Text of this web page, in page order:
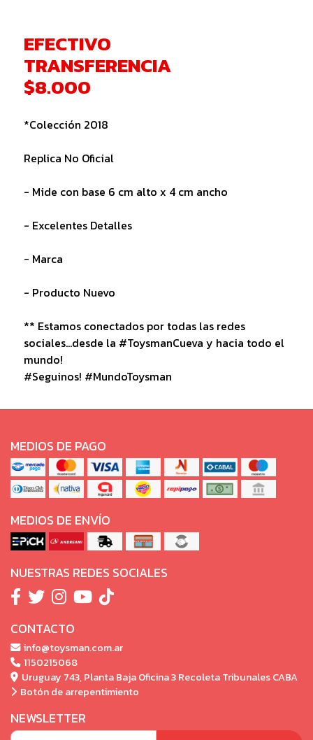
EFECTIVO
TRANSFERENCIA
$8.000
*Colección 2018
Replica No Oficial
- Mide con base 6 cm alto x 4 cm ancho
- Excelentes Detalles
- Marca
- Producto Nuevo
** Estamos conectados por todas las redes
sociales...desde la #ToysmanCueva y hacia todo el
mundo!
#Seguinos! #MundoToysman
MEDIOS DE PAGO
MEDIOS DE ENVÍO
NUESTRAS REDES SOCIALES
CONTACTO
info@toysman.com.ar
1150215068
Uruguay 743, Planta Baja Oficina 3 Recoleta Tribunales CABA
Botón de arrepentimiento
NEWSLETTER